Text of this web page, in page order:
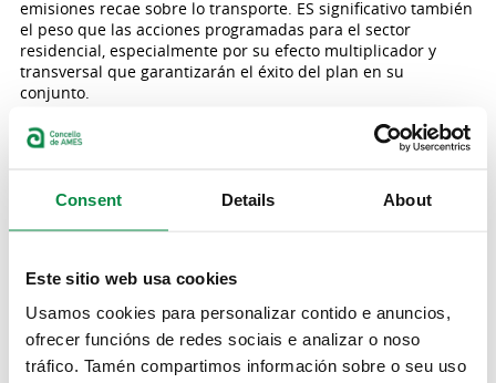
Consent Details About
Este sitio web usa cookies
Usamos cookies para personalizar contido e anuncios,
ofrecer funcións de redes sociais e analizar o noso
tráfico. Tamén compartimos información sobre o seu uso
emisiones recae sobre lo transporte. ES significativo también
el peso que las acciones programadas para el sector
residencial, especialmente por su efecto multiplicador y
transversal que garantizarán el éxito del plan en su
conjunto.
Adaptación al cambio climático
El Ayuntamiento de Ames prevé la reducción de las
en 2030 con un 11% respeto al año 2015. Se pretende
aumento de la eficiencia energética en edificios,
de energía renovable, la adquisición de energía verde
empleados públicos municipales. El resultado de reducción
de emisiones en 2030, con respeto a los GEI emitidos por el
conjunto de los sectores inventariados en 2015, es del 40%.